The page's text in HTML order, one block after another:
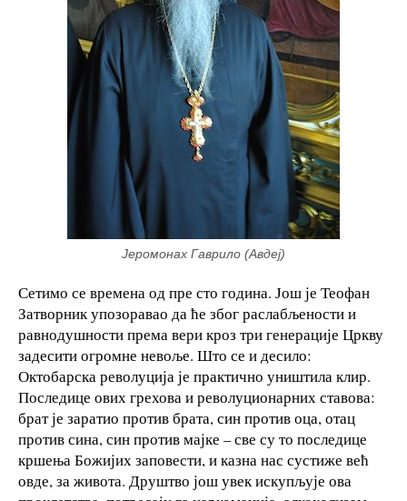
Јеромонах Гаврило (Авдеј)
Сетимо се времена од пре сто година. Још је Теофан
Затворник упозоравао да ће због раслабљености и
равнодушности према вери кроз три генерације Цркву
задесити огромне невоље. Што се и десило:
Октобарска револуција је практично уништила клир.
Последице ових грехова и револуционарних ставова:
брат је заратио против брата, син против оца, отац
против сина, син против мајке – све су то последице
кршења Божијих заповести, и казна нас сустиже већ
овде, за живота. Друштво још увек искупљује ова